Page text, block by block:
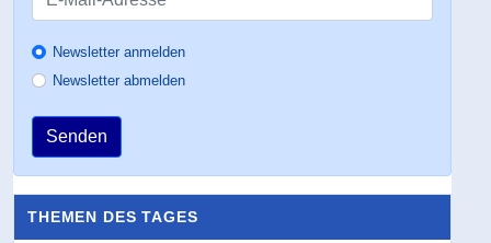
Newsletter anmelden
Newsletter abmelden
Senden
THEMEN DES TAGES